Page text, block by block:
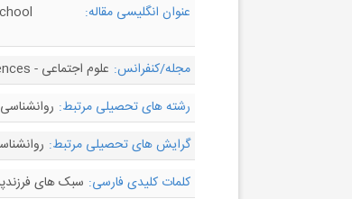
عنوان انگلیسی مقاله:
مجله/کنفرانس: علوم اجتماعی - Social Sciences
رشته های تحصیلی مرتبط:
گرایش های تحصیلی مرتبط:
کلمات کلیدی فارسی: سبک های